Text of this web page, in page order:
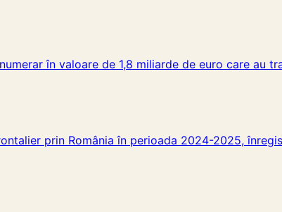
în valoare de 1,8 miliarde de euro care au
prin România în perioada 2024-2025,